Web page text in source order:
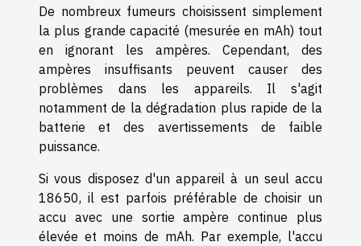
De nombreux fumeurs choisissent simplement
la plus grande capacité (mesurée en mAh) tout
en ignorant les ampères. Cependant, des
ampères insuffisants peuvent causer des
problèmes dans les appareils. Il s'agit
notamment de la dégradation plus rapide de la
batterie et des avertissements de faible
puissance.
Si vous disposez d'un appareil à un seul accu
18650, il est parfois préférable de choisir un
accu avec une sortie ampère continue plus
élevée et moins de mAh. Par exemple, l'accu